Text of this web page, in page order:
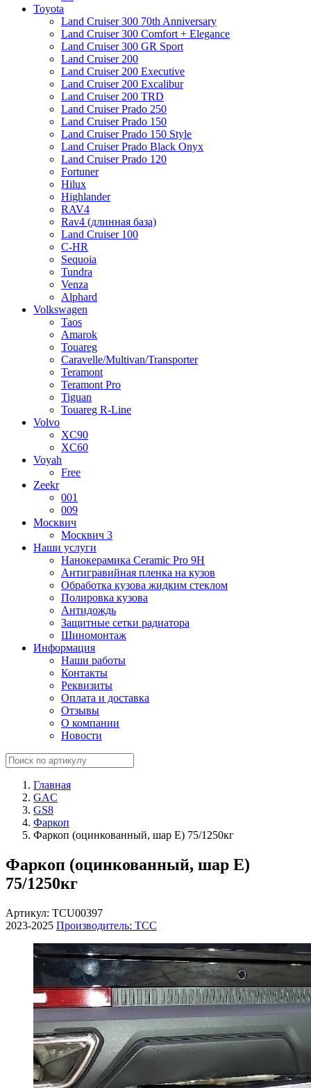
Toyota
Land Cruiser 300 70th Anniversary
Land Cruiser 300 Comfort + Elegance
Land Cruiser 300 GR Sport
Land Cruiser 200
Land Cruiser 200 Executive
Land Cruiser 200 Excalibur
Land Cruiser 200 TRD
Land Cruiser Prado 250
Land Cruiser Prado 150
Land Cruiser Prado 150 Style
Land Cruiser Prado Black Onyx
Land Cruiser Prado 120
Fortuner
Hilux
Highlander
RAV4
Rav4 (длинная база)
Land Cruiser 100
C-HR
Sequoia
Tundra
Venza
Alphard
Volkswagen
Taos
Amarok
Touareg
Caravelle/Multivan/Transporter
Teramont
Teramont Pro
Tiguan
Touareg R-Line
Volvo
XC90
XC60
Voyah
Free
Zeekr
001
009
Москвич
Москвич 3
Наши услуги
Нанокерамика Ceramic Pro 9H
Антигравийная пленка на кузов
Обработка кузова жидким стеклом
Полировка кузова
Антидождь
Защитные сетки радиатора
Шиномонтаж
Информация
Наши работы
Контакты
Реквизиты
Оплата и доставка
Отзывы
О компании
Новости
Главная
GAC
GS8
Фаркоп
Фаркоп (оцинкованный, шар E) 75/1250кг
Фаркоп (оцинкованный, шар E)
75/1250кг
Артикул: TCU00397
2023-2025 Производитель: ТСС